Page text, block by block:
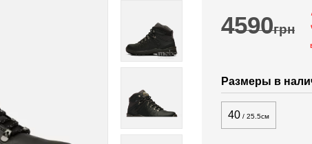
4590грн
Размеры в
40 / 25.5см